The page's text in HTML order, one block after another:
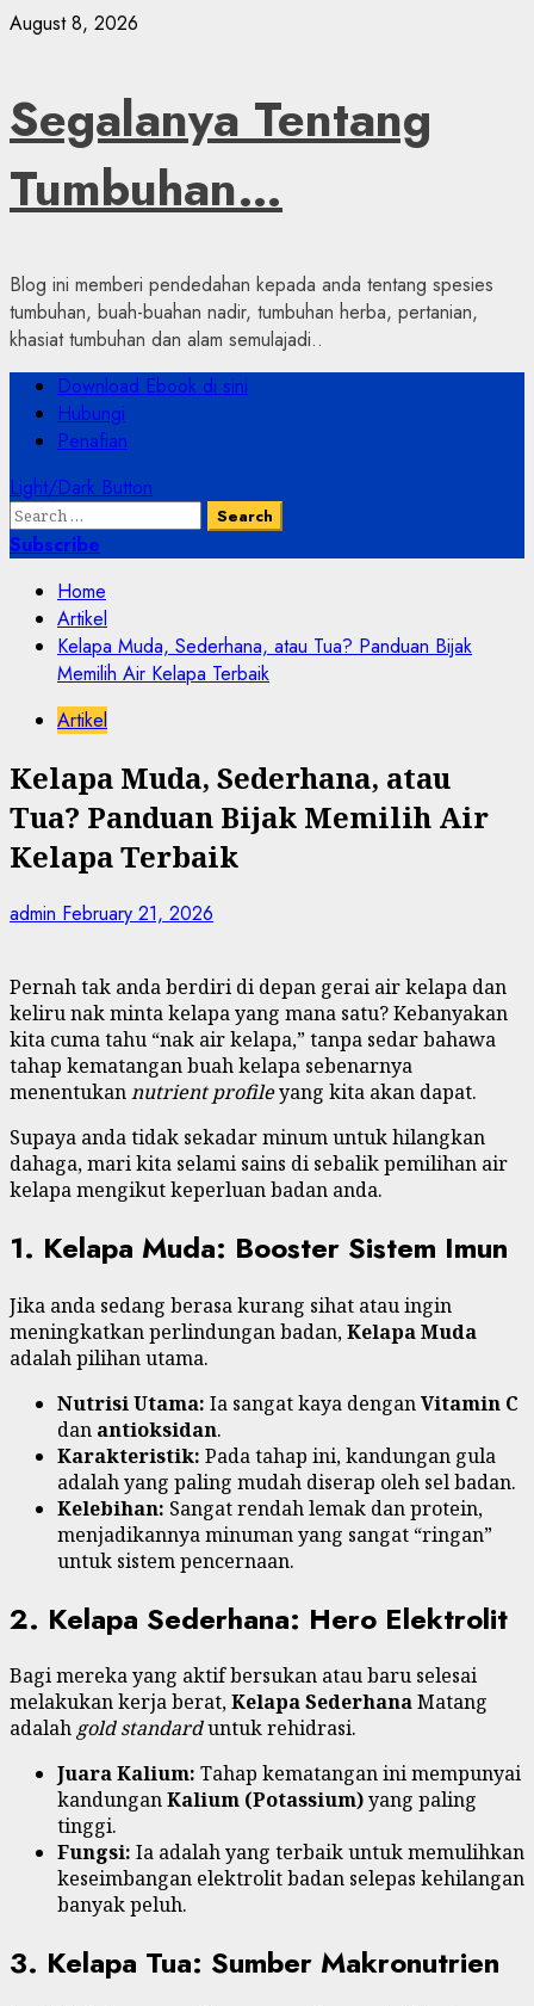
Skip
August 8, 2026
Segalanya Tentang
Tumbuhan…
Blog ini memberi pendedahan kepada anda tentang spesies
tumbuhan, buah-buahan nadir, tumbuhan herba, pertanian,
khasiat tumbuhan dan alam semulajadi..
Primary
Menu
Download Ebook di sini
Hubungi
Penafian
Light/Dark Button
Search
for:
Subscribe
Home
Artikel
Kelapa Muda, Sederhana, atau Tua? Panduan Bijak
Memilih Air Kelapa Terbaik
Artikel
Kelapa Muda, Sederhana, atau
Tua? Panduan Bijak Memilih Air
Kelapa Terbaik
admin February 21, 2026
Pernah tak anda berdiri di depan gerai air kelapa dan
keliru nak minta kelapa yang mana satu? Kebanyakan
kita cuma tahu “nak air kelapa,” tanpa sedar bahawa
tahap kematangan buah kelapa sebenarnya
menentukannutrient profileyang kita akan dapat.
Supaya anda tidak sekadar minum untuk hilangkan
dahaga, mari kita selami sains di sebalik pemilihan air
kelapa mengikut keperluan badan anda.
1. Kelapa Muda: Booster Sistem Imun
Jika anda sedang berasa kurang sihat atau ingin
meningkatkan perlindungan badan,Kelapa Muda
adalah pilihan utama.
Nutrisi Utama: Ia sangat kaya denganVitamin C
dan antioksidan.
Karakteristik: Pada tahap ini, kandungan gula
adalah yang paling mudah diserap oleh sel badan.
Kelebihan: Sangat rendah lemak dan protein,
menjadikannya minuman yang sangat “ringan”
untuk sistem pencernaan.
2. Kelapa Sederhana: Hero Elektrolit
Bagi mereka yang aktif bersukan atau baru selesai
melakukan kerja berat,Kelapa SederhanaMatang
adalahgold standarduntuk rehidrasi.
Juara Kalium: Tahap kematangan ini mempunyai
kandunganKalium (Potassium)yang paling
tinggi.
Fungsi: Ia adalah yang terbaik untuk memulihkan
keseimbangan elektrolit badan selepas kehilangan
banyak peluh.
3. Kelapa Tua: Sumber Makronutrien